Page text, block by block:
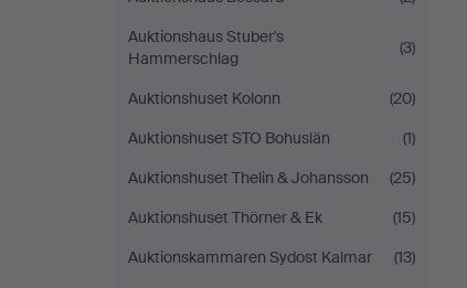
Auktionshaus Stuber's
Hammerschlag
(3)
Auktionshuset Kolonn
(20)
Auktionshuset STO Bohuslän
(1)
Auktionshuset Thelin & Johansson
(25)
Auktionshuset Thörner & Ek
(15)
Auktionskammaren Sydost Kalmar
(13)